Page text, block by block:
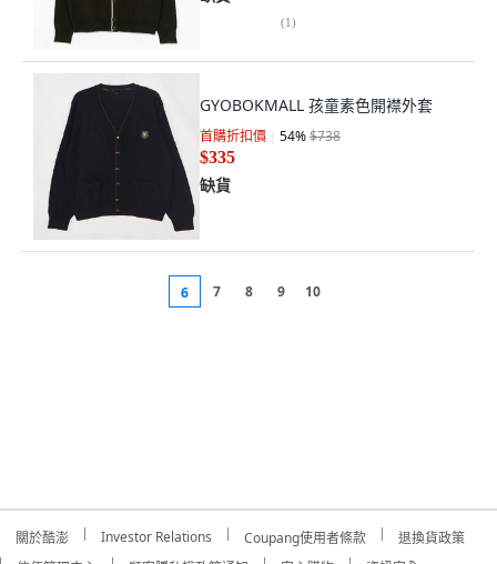
(1)
GYOBOKMALL 孩童素色開襟外套
首購折扣價 54%$738
$335
缺貨
6 7 8 9 10
關於酷澎 Investor Relations Coupang使用者條款
退換貨政策